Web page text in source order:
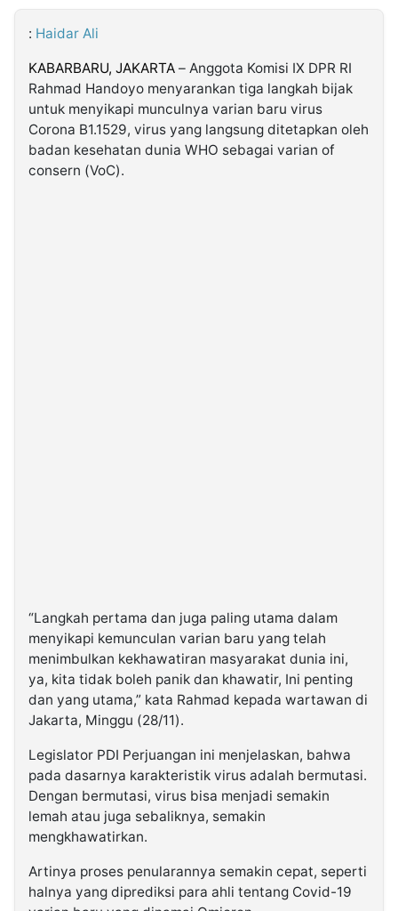
Kabarbaru.co
2026
: Haidar Ali
KABARBARU, JAKARTA – Anggota Komisi IX DPR RI
Rahmad Handoyo menyarankan tiga langkah bijak
untuk menyikapi munculnya varian baru virus
Corona B1.1529, virus yang langsung ditetapkan oleh
badan kesehatan dunia WHO sebagai varian of
consern (VoC).
“Langkah pertama dan juga paling utama dalam
menyikapi kemunculan varian baru yang telah
menimbulkan kekhawatiran masyarakat dunia ini,
ya, kita tidak boleh panik dan khawatir, Ini penting
dan yang utama,” kata Rahmad kepada wartawan di
Jakarta, Minggu (28/11).
Legislator PDI Perjuangan ini menjelaskan, bahwa
pada dasarnya karakteristik virus adalah bermutasi.
Dengan bermutasi, virus bisa menjadi semakin
lemah atau juga sebaliknya, semakin
mengkhawatirkan.
Artinya proses penularannya semakin cepat, seperti
halnya yang diprediksi para ahli tentang Covid-19